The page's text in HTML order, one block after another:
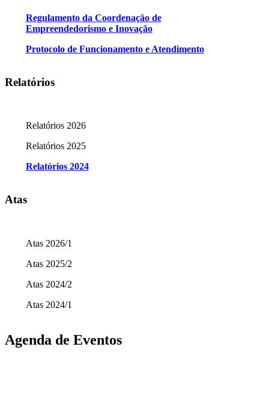
Regulamento da Coordenação de
Empreendedorismo e Inovação
Protocolo de Funcionamento e Atendimento
Relatórios
Relatórios 2026
Relatórios 2025
Relatórios 2024
Atas
Atas 2026/1
Atas 2025/2
Atas 2024/2
Atas 2024/1
Agenda de Eventos